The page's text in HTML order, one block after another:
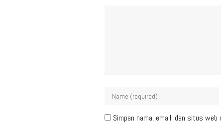
Simpan nama, email, dan situs